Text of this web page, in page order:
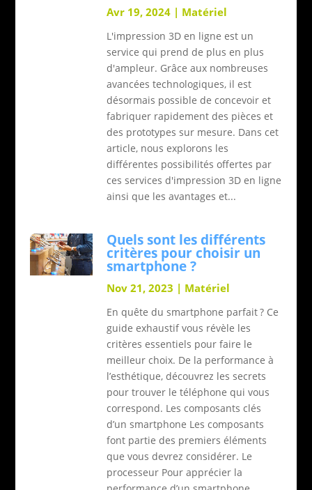
Avr 19, 2024 | Matériel
L'impression 3D en ligne est un
service qui prend de plus en plus
d'ampleur. Grâce aux nombreuses
avancées technologiques, il est
désormais possible de concevoir et
fabriquer rapidement des pièces et
des prototypes sur mesure. Dans cet
article, nous explorons les
différentes possibilités offertes par
ces services d'impression 3D en ligne
ainsi que les avantages et...
Quels sont les différents
critères pour choisir un
smartphone ?
Nov 21, 2023 | Matériel
En quête du smartphone parfait ? Ce
guide exhaustif vous révèle les
critères essentiels pour faire le
meilleur choix. De la performance à
l’esthétique, découvrez les secrets
pour trouver le téléphone qui vous
correspond. Les composants clés
d’un smartphone Les composants
font partie des premiers éléments
que vous devrez considérer. Le
processeur Pour apprécier la